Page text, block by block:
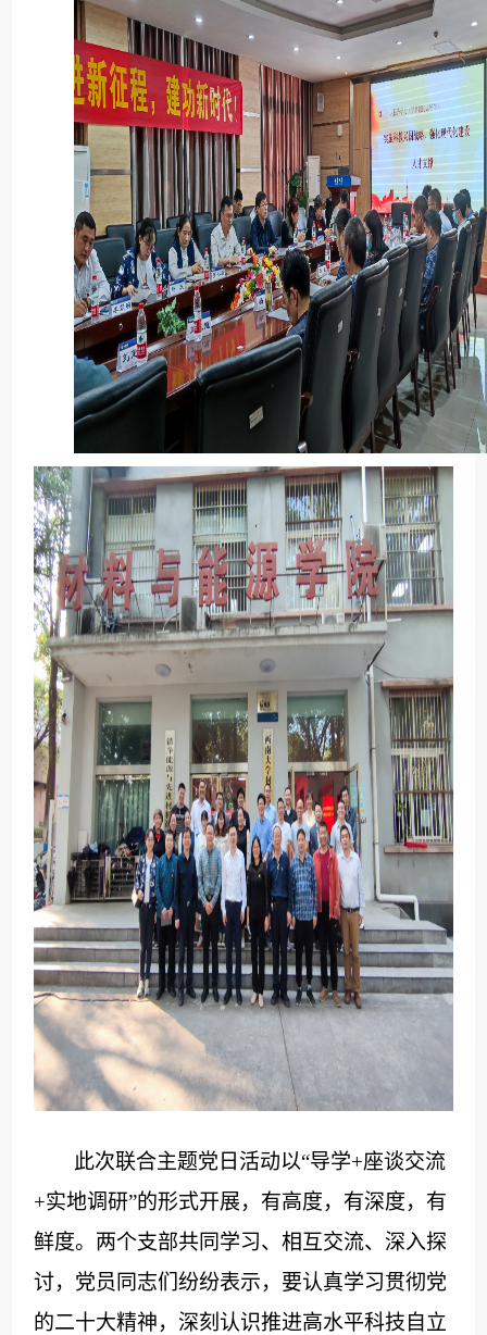
此次联合主题党日活动以“导学+座谈交流
+实地调研”的形式开展，有高度，有深度，有
鲜度。两个支部共同学习、相互交流、深入探
讨，党员同志们纷纷表示，要认真学习贯彻党
的二十大精神，深刻认识推进高水平科技自立